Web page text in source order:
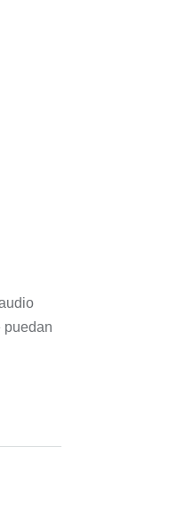
puedan